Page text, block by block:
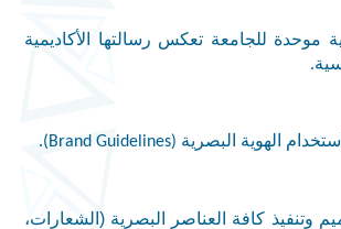
موحدة للجامعة تعكس رسالتها الأكاديمية
.
الهوية البصرية (Brand Guidelines).
وتنفيذ كافة العناصر البصرية (الشعارات،